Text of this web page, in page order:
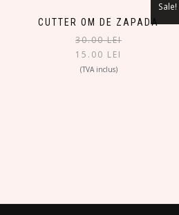
CUTTER OM DE ZAPADA
Sale!
30.00LEI
15.00 LEI
(TVA inclus)